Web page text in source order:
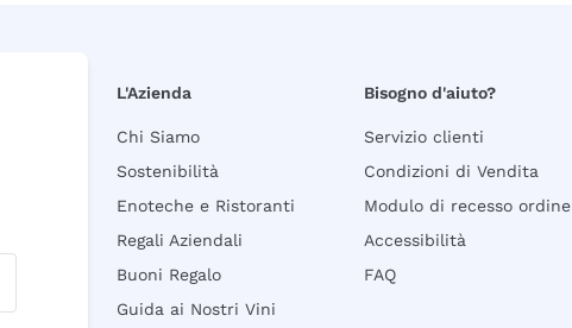
L'Azienda
Chi Siamo
Sostenibilità
Enoteche e Ristoranti
Regali Aziendali
Buoni Regalo
Guida ai Nostri Vini
Bisogno d'aiuto?
Servizio clienti
Condizioni di Vendita
Modulo di recesso ordine
Accessibilità
FAQ